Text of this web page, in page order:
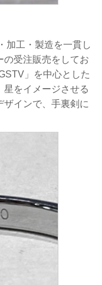
加工・製造を一貫し
の受注販売をしてお
」を中心とした
星をイメージさせる
ザインで、手裏剣に